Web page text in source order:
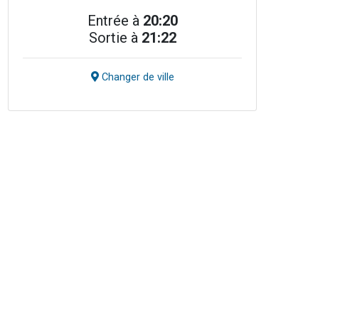
Entrée à 20:20
Sortie à 21:22
Changer de ville